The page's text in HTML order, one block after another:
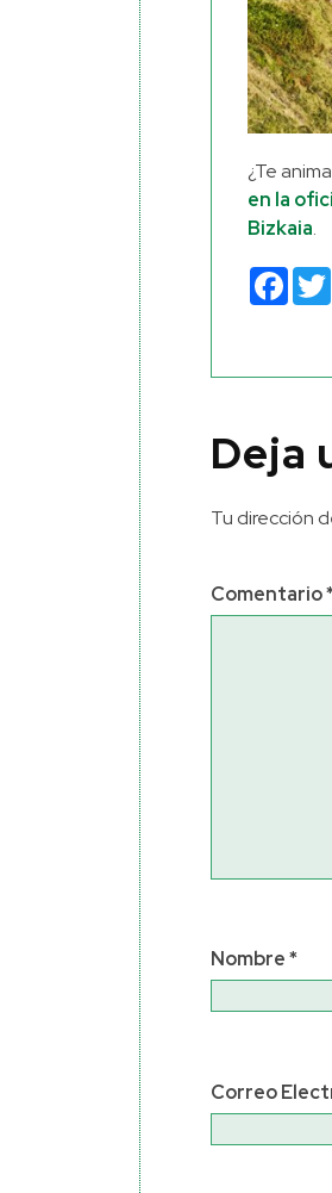
¿Te
en la
Bizkaia.
Deja
Tu dirección
Comentario
Nombre*
Correo